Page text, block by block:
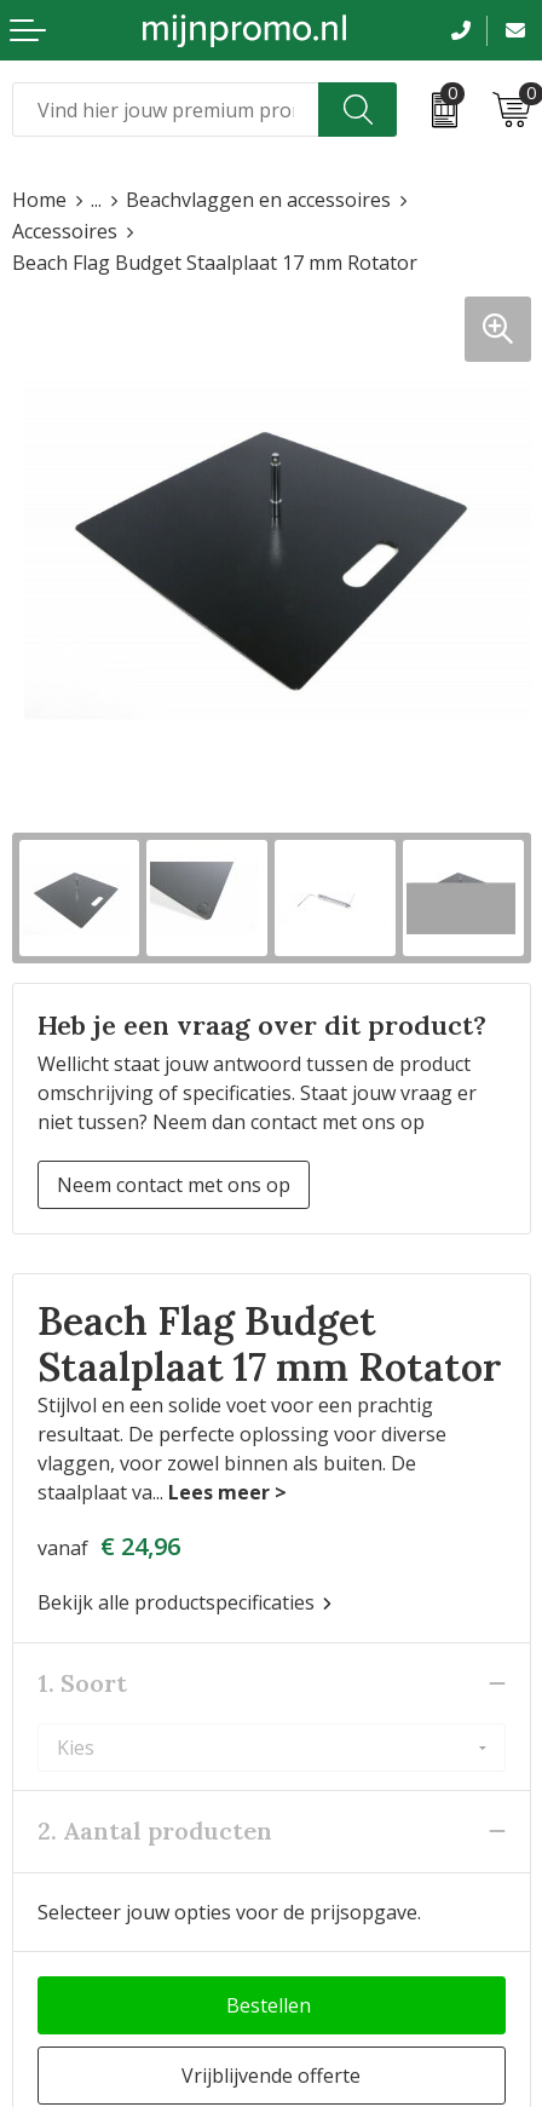
0 0
Kleding & caps
Sportkleding
Beurs en evenementen
Bloemen en planten
Horeca
Sinterklaas
Voetbal, EK en WK
Home ...
Beachvlaggen en accessoires
Accessoires
Beach Flag Budget Staalplaat 17 mm Rotator
Heb je een vraag over dit product?
Wellicht staat jouw antwoord tussen de product
omschrijving of specificaties. Staat jouw vraag er
niet tussen? Neem dan contact met ons op
Neem contact met ons op
Beach Flag Budget
Staalplaat 17 mm Rotator
Stijlvol en een solide voet voor een prachtig
resultaat. De perfecte oplossing voor diverse
vlaggen, voor zowel binnen als buiten. De
staalplaat va...
vanaf € 24,96
Bekijk alle productspecificaties
1. Soort
2. Aantal producten
Selecteer jouw opties voor de prijsopgave.
Bestellen
Vrijblijvende offerte